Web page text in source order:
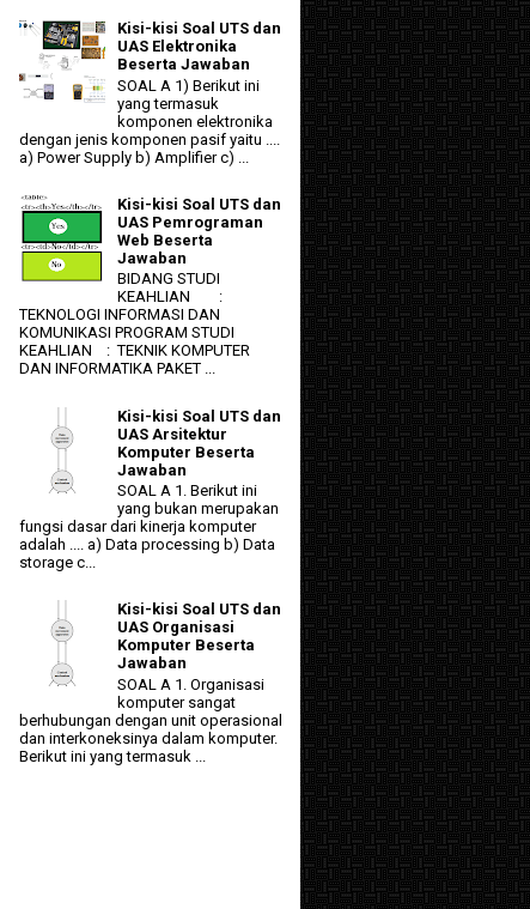
Kisi-kisi Soal UTS dan
UAS Elektronika
Beserta Jawaban
SOAL A 1) Berikut ini
yang termasuk
komponen elektronika
dengan jenis komponen pasif yaitu ....
a) Power Supply b) Amplifier c) ...
Kisi-kisi Soal UTS dan
UAS Pemrograman
Web Beserta
Jawaban
BIDANG STUDI
KEAHLIAN :
TEKNOLOGI INFORMASI DAN
KOMUNIKASI PROGRAM STUDI
KEAHLIAN : TEKNIK KOMPUTER
DAN INFORMATIKA PAKET ...
Kisi-kisi Soal UTS dan
UAS Arsitektur
Komputer Beserta
Jawaban
SOAL A 1. Berikut ini
yang bukan merupakan
fungsi dasar dari kinerja komputer
adalah .... a) Data processing b) Data
storage c...
Kisi-kisi Soal UTS dan
UAS Organisasi
Komputer Beserta
Jawaban
SOAL A 1. Organisasi
komputer sangat
berhubungan dengan unit operasional
dan interkoneksinya dalam komputer.
Berikut ini yang termasuk ...